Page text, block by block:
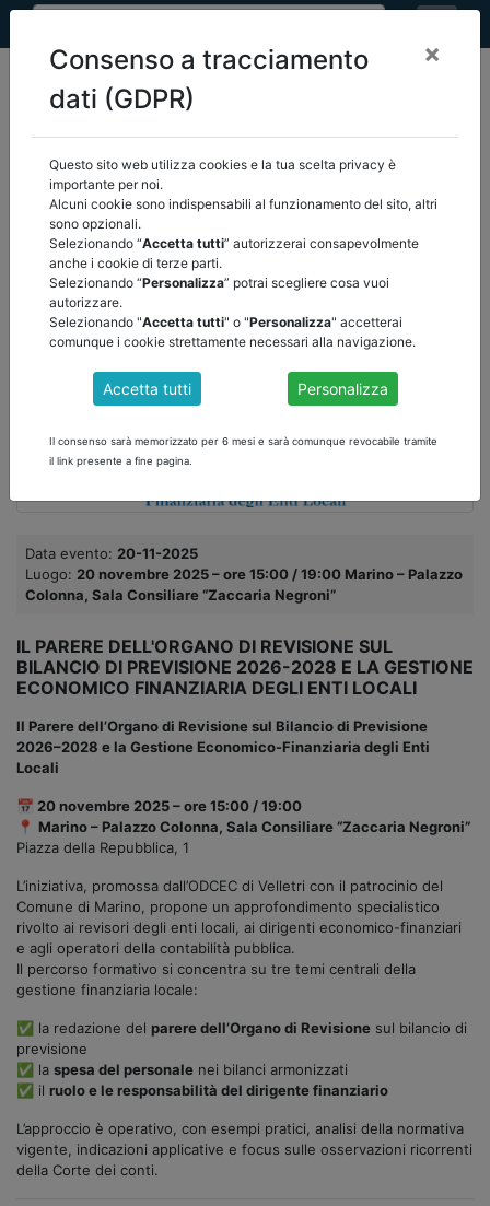
home eventi/torna indietro
EVENTI
Data evento: 20-11-2025
Luogo: 20 novembre 2025 – ore 15:00 / 19:00 Marino – Palazzo
Colonna, Sala Consiliare “Zaccaria Negroni”
IL PARERE DELL'ORGANO DI REVISIONE SUL
BILANCIO DI PREVISIONE 2026-2028 E LA GESTIONE
ECONOMICO FINANZIARIA DEGLI ENTI LOCALI
Il Parere dell’Organo di Revisione sul Bilancio di Previsione
2026–2028 e la Gestione Economico-Finanziaria degli Enti
Locali
📅 20 novembre 2025 – ore 15:00 / 19:00
📍 Marino – Palazzo Colonna, Sala Consiliare “Zaccaria Negroni”
Piazza della Repubblica, 1
L’iniziativa, promossa dall’ODCEC di Velletri con il patrocinio del
Comune di Marino, propone un approfondimento specialistico
rivolto ai revisori degli enti locali, ai dirigenti economico-finanziari
e agli operatori della contabilità pubblica.
Il percorso formativo si concentra su tre temi centrali della
gestione finanziaria locale:
✅ la redazione del parere dell’Organo di Revisione sul bilancio di
previsione
✅ la spesa del personale nei bilanci armonizzati
✅ il ruolo e le responsabilità del dirigente finanziario
L’approccio è operativo, con esempi pratici, analisi della normativa
vigente, indicazioni applicative e focus sulle osservazioni ricorrenti
della Corte dei conti.
Consenso a tracciamento
dati (GDPR)
×
Questo sito web utilizza cookies e la tua scelta privacy è
importante per noi.
Alcuni cookie sono indispensabili al funzionamento del sito, altri
sono opzionali.
Selezionando “Accetta tutti” autorizzerai consapevolmente
anche i cookie di terze parti.
Selezionando “Personalizza” potrai scegliere cosa vuoi
autorizzare.
Selezionando "Accetta tutti" o "Personalizza" accetterai
comunque i cookie strettamente necessari alla navigazione.
Accetta tutti Personalizza
Il consenso sarà memorizzato per 6 mesi e sarà comunque revocabile tramite
il link presente a fine pagina.